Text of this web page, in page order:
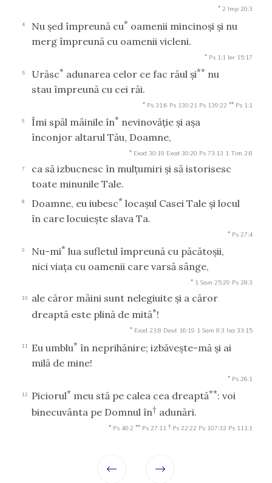
* 2 Imp 20:3
4 Nu şed împreună cu* oamenii mincinoşi şi nu
merg împreună cu oamenii vicleni.
* Ps 1:1 Ier 15:17
5 Urăsc* adunarea celor ce fac răul şi** nu
stau împreună cu cei răi.
* Ps 31:6 Ps 139:21 Ps 139:22 ** Ps 1:1
6 Îmi spăl mâinile în* nevinovăţie şi aşa
înconjor altarul Tău, Doamne,
* Exod 30:19 Exod 30:20 Ps 73:13 1 Tim 2:8
7
ca să izbucnesc în mulţumiri şi să istorisesc
toate minunile Tale.
8 Doamne, eu iubesc* locaşul Casei Tale şi locul
în care locuieşte slava Ta.
* Ps 27:4
9 Nu-mi* lua sufletul împreună cu păcătoşii,
nici viaţa cu oamenii care varsă sânge,
* 1 Sam 25:29 Ps 28:3
10
ale căror mâini sunt nelegiuite şi a căror
dreaptă este plină de mită*!
* Exod 23:8 Deut 16:19 1 Sam 8:3 Isa 33:15
11 Eu umblu* în neprihănire; izbăveşte-mă şi ai
milă de mine!
* Ps 26:1
12 Piciorul* meu stă pe calea cea dreaptă**: voi
binecuvânta pe Domnul în† adunări.
* Ps 40:2 ** Ps 27:11 † Ps 22:22 Ps 107:32 Ps 111:1